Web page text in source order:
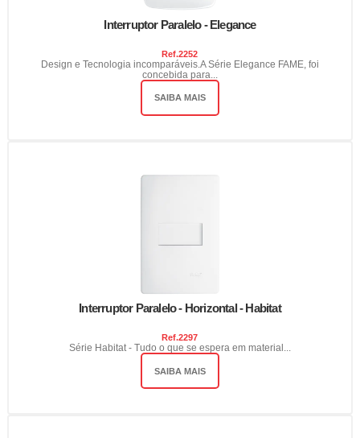
Interruptor Paralelo - Elegance
Ref.2252
Design e Tecnologia incomparáveis.A Série Elegance FAME, foi
concebida para...
SAIBA MAIS
Interruptor Paralelo - Horizontal - Habitat
Ref.2297
Série Habitat - Tudo o que se espera em material...
SAIBA MAIS